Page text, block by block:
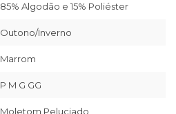
85% Algodão e 15% Poliéster
Outono/Inverno
Marrom
P M G GG
Moletom Peluciado